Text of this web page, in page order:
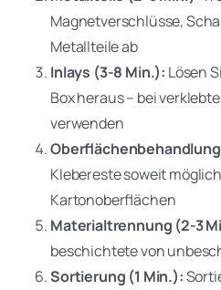
Magnetverschlüsse,
Metallteile ab
Inlays (3-8 Min.): Lösen
Box heraus – bei
verwenden
Klebereste soweit
Kartonoberflächen
Materialtrennung (2-3
beschichtete von
Sortierung (1 Min.):